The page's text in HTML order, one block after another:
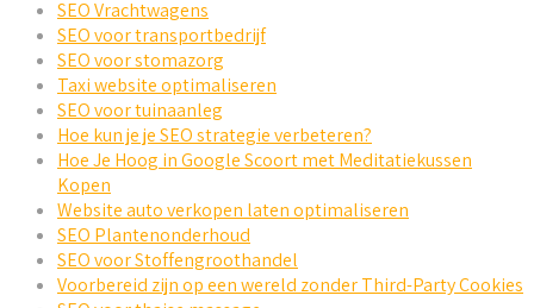
SEO Vrachtwagens
SEO voor transportbedrijf
SEO voor stomazorg
Taxi website optimaliseren
SEO voor tuinaanleg
Hoe kun je je SEO strategie verbeteren?
Hoe Je Hoog in Google Scoort met Meditatiekussen
Kopen
Website auto verkopen laten optimaliseren
SEO Plantenonderhoud
SEO voor Stoffengroothandel
Voorbereid zijn op een wereld zonder Third-Party Cookies